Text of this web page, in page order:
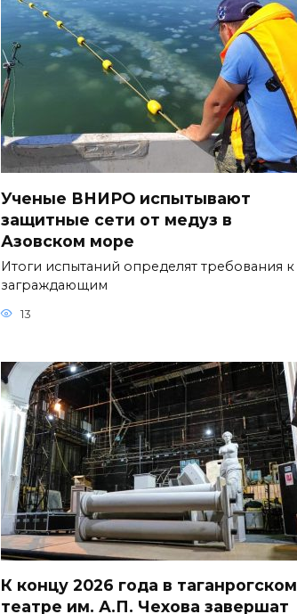
Ученые ВНИРО испытывают
защитные сети от медуз в
Азовском море
Итоги испытаний определят требования к
заграждающим
13
К концу 2026 года в таганрогском
театре им. А.П. Чехова завершат